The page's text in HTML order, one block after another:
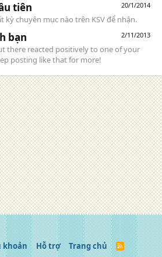
20/1/2014
tiên
kỳ chuyên mục nào trên KSV để nhận.
2/11/2013
bạn
there reacted positively to one of your
posting like that for more!
khoản Hỗ trợ Trang chủ
R